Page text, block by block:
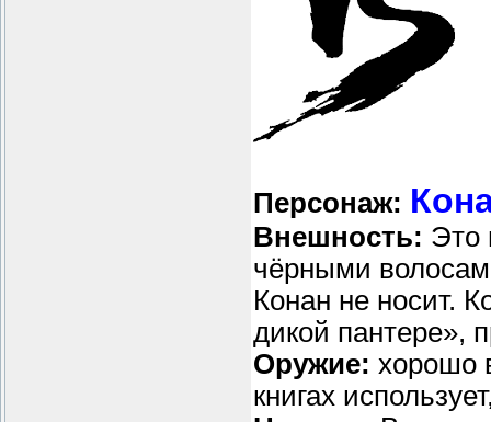
Персонаж:
Внешность: Это
чёрными
Конан не носит.
дикой пантере»,
Оружие: хорошо
книгах